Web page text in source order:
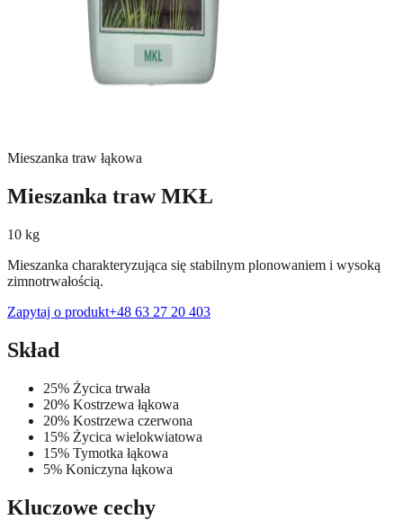
Mieszanka traw łąkowa
Mieszanka traw MKŁ
10 kg
Mieszanka charakteryzująca się stabilnym plonowaniem i wysoką
zimnotrwałością.
Zapytaj o produkt+48 63 27 20 403
Skład
25% Życica trwała
20% Kostrzewa łąkowa
20% Kostrzewa czerwona
15% Życica wielokwiatowa
15% Tymotka łąkowa
5% Koniczyna łąkowa
Kluczowe cechy